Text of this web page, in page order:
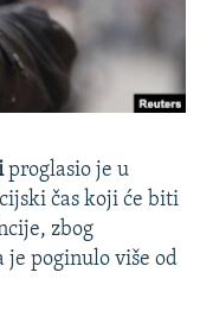
proglasio je u
čas koji će biti
zbog
poginulo više od